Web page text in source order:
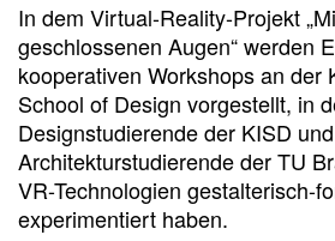
In dem Virtual-Reality-Projekt
geschlossenen Augen“ werden
kooperativen Workshops an der
School of Design vorgestellt, in
Designstudierende der KISD und
Architekturstudierende der TU
VR-Technologien gestalterisch-
experimentiert haben.